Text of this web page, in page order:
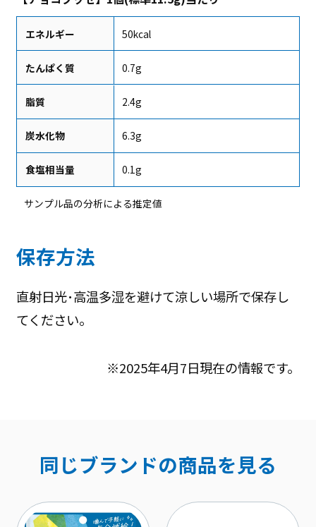
エネルギー 50kcal
たんぱく質 0.7g
脂質 2.4g
炭水化物 6.3g
食塩相当量 0.1g
サンプル品の分析による推定値
保存方法
直射日光･高温多湿を避けて涼しい場所で保存し
てください｡
※2025年4月7日現在の情報です。
同じブランドの商品を見る